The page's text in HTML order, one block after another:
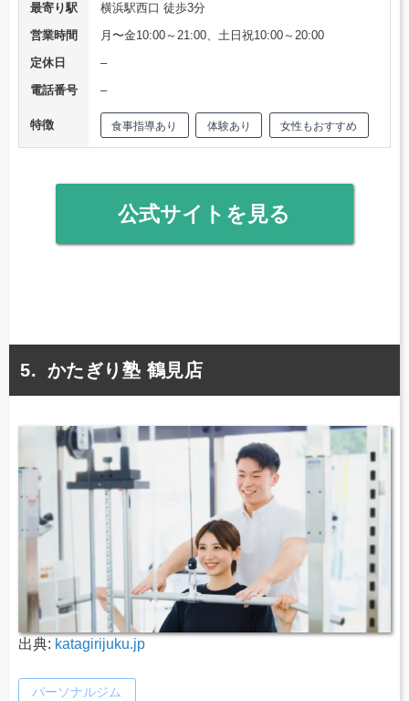
最寄り駅
横浜駅西口 徒歩3分
営業時間
月〜金10:00～21:00、土日祝10:00～20:00
定休日
–
電話番号
–
特徴 食事指導あり 体験あり 女性もおすすめ
公式サイトを見る
かたぎり塾 鶴見店
出典: katagirijuku.jp
パーソナルジム